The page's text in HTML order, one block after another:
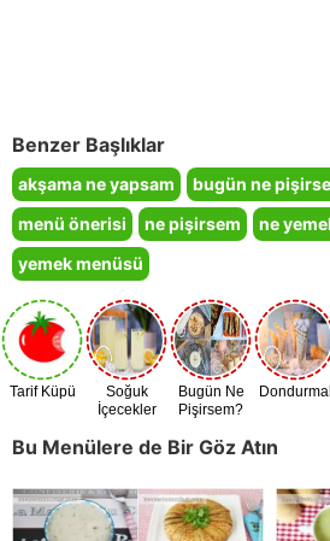
Benzer Başlıklar
akşama ne yapsam bugün ne
menü önerisi
ne pişirsem
ne
yemek menüsü
Tarif Küpü
Soğuk
İçecekler
Bugün Ne
Pişirsem?
Bu Menülere de Bir Göz Atın